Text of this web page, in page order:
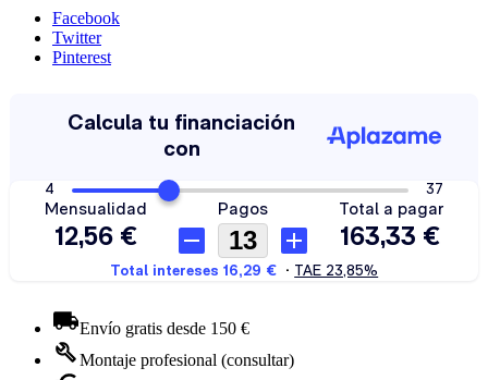
Facebook
Twitter
Pinterest
Envío gratis desde 150 €
Montaje profesional (consultar)